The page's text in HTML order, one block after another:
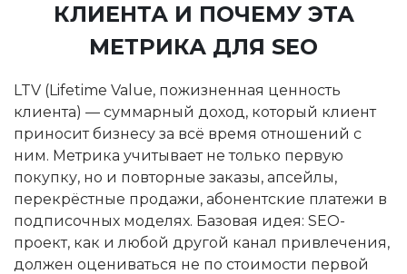
КЛИЕНТА И ПОЧЕМУ ЭТА
МЕТРИКА ДЛЯ SEO
LTV (Lifetime Value, пожизненная ценность
клиента) — суммарный доход, который клиент
приносит бизнесу за всё время отношений с
ним. Метрика учитывает не только первую
покупку, но и повторные заказы, апсейлы,
перекрёстные продажи, абонентские платежи в
подписочных моделях. Базовая идея: SEO-
проект, как и любой другой канал привлечения,
должен оцениваться не по стоимости первой